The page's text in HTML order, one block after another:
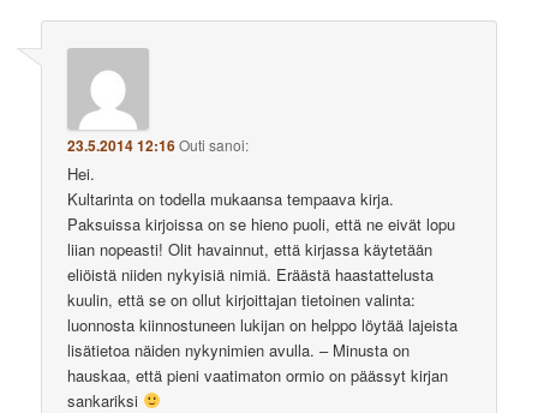
23.5.2014 12:16Outi sanoi:
Hei.
Kultarinta on todella mukaansa tempaava kirja.
Paksuissa kirjoissa on se hieno puoli, että ne eivät lopu
liian nopeasti! Olit havainnut, että kirjassa käytetään
eliöistä niiden nykyisiä nimiä. Eräästä haastattelusta
kuulin, että se on ollut kirjoittajan tietoinen valinta:
luonnosta kiinnostuneen lukijan on helppo löytää lajeista
lisätietoa näiden nykynimien avulla. – Minusta on
hauskaa, että pieni vaatimaton ormio on päässyt kirjan
sankariksi